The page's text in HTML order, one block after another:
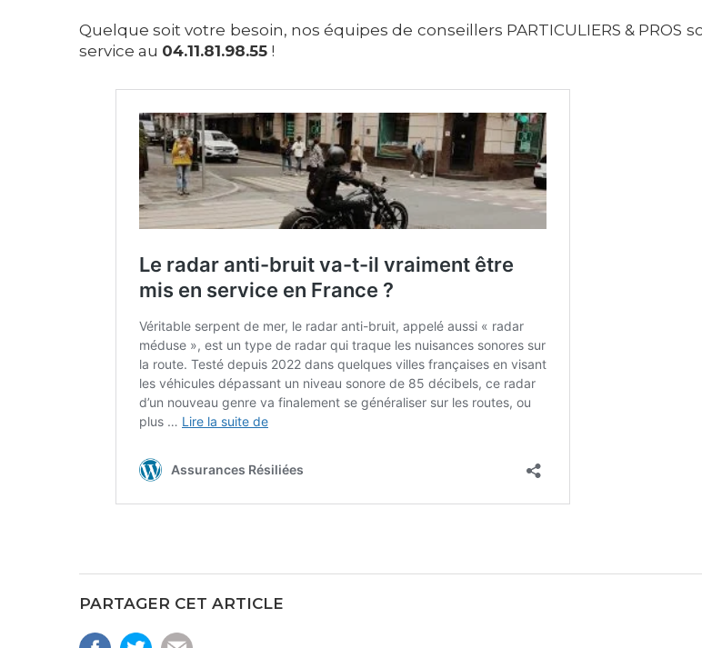
Quelque soit votre besoin, nos équipes de conseillers PARTICULIERS & PROS
service au 04.11.81.98.55 !
PARTAGER CET ARTICLE